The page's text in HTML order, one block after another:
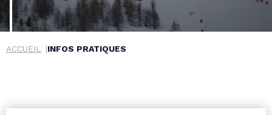
ACCUEIL INFOS PRATIQUES